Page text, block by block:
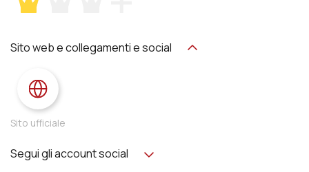
Sito web e collegamenti e social
Sito ufficiale
Segui gli account social